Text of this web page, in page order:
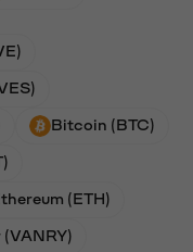
Bitcoin (BTC)
(ETH)